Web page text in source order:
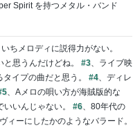
Spirit を持つメタル・バンド
ちメロディに説得力がない。
と思うんだけどね。 #3、ライブ映
イプの曲だと思う。 #4、ディレ
、Aメロの唄い方が海賊版的な
いんじゃない。 #6、80年代の
ィーにしたかのようなバラード。